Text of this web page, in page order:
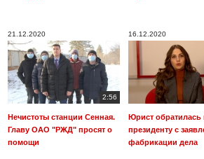
21.12.2020
2:56
Нечистоты станции Сенная.
Главу ОАО "РЖД" просят о
помощи
16.12.2020
Юрист обратилась
президенту с
фабрикации дела